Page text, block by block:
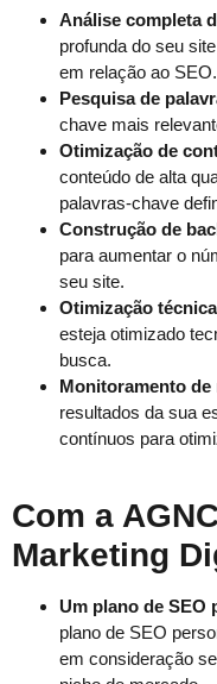
Análise completa
profunda do seu
em relação ao SEO.
Pesquisa de
chave mais
Otimização de
conteúdo de alta
palavras-chave
Construção de
para aumentar o
seu site.
Otimização
esteja otimizado
busca.
Monitoramento de
resultados da sua
contínuos para
Com a
Marketing
Um plano de SEO
plano de SEO
em consideração